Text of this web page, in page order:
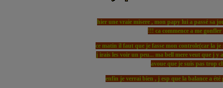
hier une vraie misere , mon papy lui a passé sa
!!! ca commence a me
ce matin il faut que je fasse mon controle(car la
j irais les voir un peu... ma bell mere veut que j y
avoue que je suis pas trop
enfin je verrai bien , j esp que la balance a